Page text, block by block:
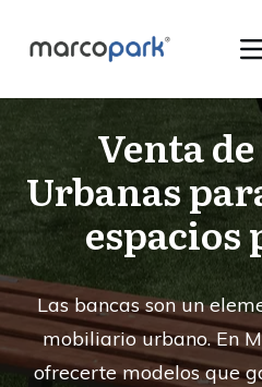
Venta
Urbanas
espacios
Las bancas son un
mobiliario urbano. En
ofrecerte modelos que